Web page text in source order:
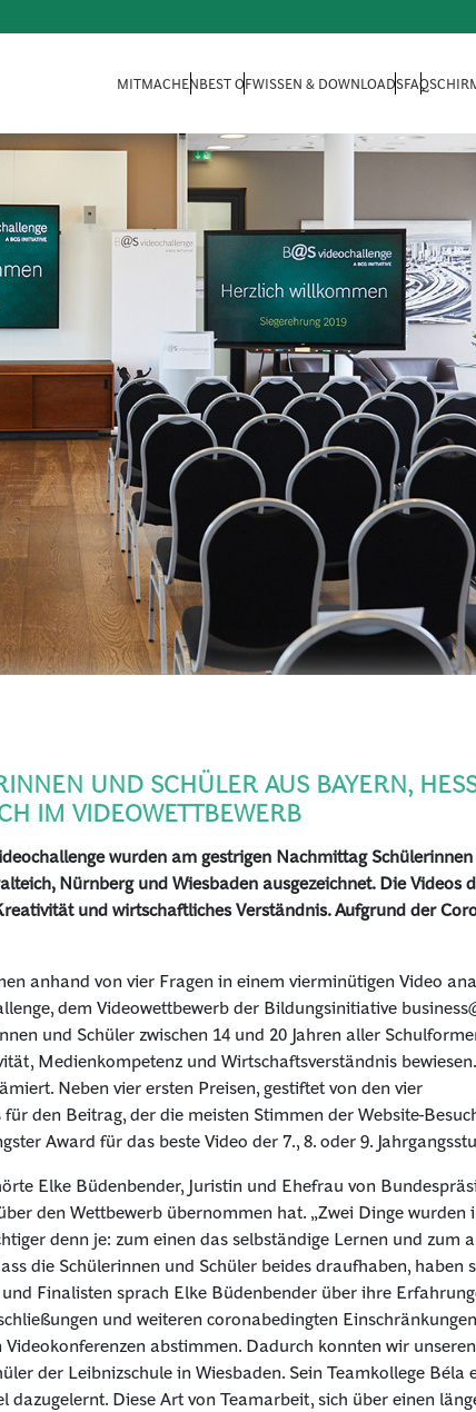
MITMACHENBEST OFWISSEN & DOWNLOADSFAQ
UND SCHÜLER AUS BAYERN,
IM VIDEOWETTBEWERB
wurden am gestrigen Nachmittag
Nürnberg und Wiesbaden ausgezeichnet. Die Videos
und wirtschaftliches Verständnis. Aufgrund der
anhand von vier Fragen in einem vierminütigen Video
dem Videowettbewerb der Bildungsinitiative
und Schüler zwischen 14 und 20 Jahren aller
Medienkompetenz und Wirtschafts­verständnis
Neben vier ersten Preisen, gestiftet von den vier
den Beitrag, der die meisten Stimmen der Website-
Award für das beste Video der 7., 8. oder 9.
Elke Büdenbender, Juristin und Ehefrau von
den Wettbewerb übernommen hat. „Zwei Dinge wurden
denn je: zum einen das selbständige Lernen und zum
die Schülerinnen und Schüler beides draufhaben, haben
Finalisten sprach Elke Büdenbender über ihre
und weiteren coronabedingten
abstimmen. Dadurch konnten wir
der Leibnizschule in Wiesbaden. Sein Teamkollege Béla
Diese Art von Teamarbeit, sich über einen